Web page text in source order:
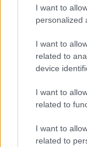
I want to
personalized
I want to
related to
device
I want to
related to
I want to
related to